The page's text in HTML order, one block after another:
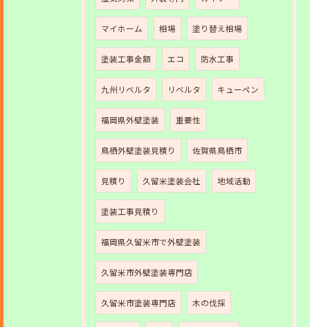
マイホーム 相場 塗り替え相場
塗装工事金額 エコ 防水工事
九州リベルタ リベルタ キューペン
福岡県外壁塗装 重要性
鳥栖外壁塗装見積り 佐賀県鳥栖市
見積り 久留米塗装会社 地域活動
塗装工事見積り
福岡県久留米市で外壁塗装
久留米市外壁塗装専門店
久留米市塗装専門店 木の伐採